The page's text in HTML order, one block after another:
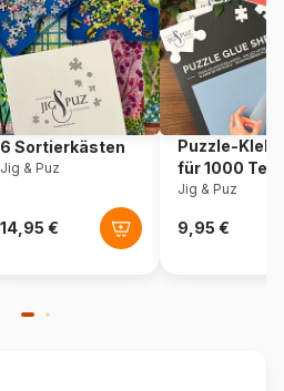
3663384902086
1000 Teile
69 x 48 cm
Puzzlekarton
6 Sortierkästen
Jig & Puz
Puzzle-
für 1000
Jig & Puz